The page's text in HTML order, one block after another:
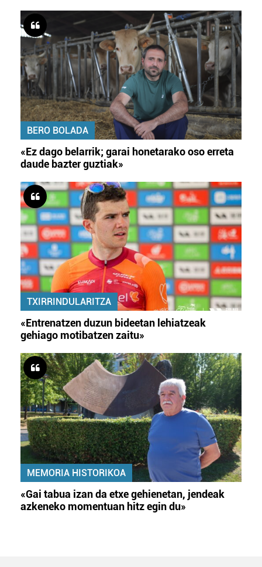
BERO BOLADA
«Ez dago belarrik; garai honetarako oso erreta
daude bazter guztiak»
TXIRRINDULARITZA
«Entrenatzen duzun bideetan lehiatzeak
gehiago motibatzen zaitu»
MEMORIA HISTORIKOA
«Gai tabua izan da etxe gehienetan, jendeak
azkeneko momentuan hitz egin du»